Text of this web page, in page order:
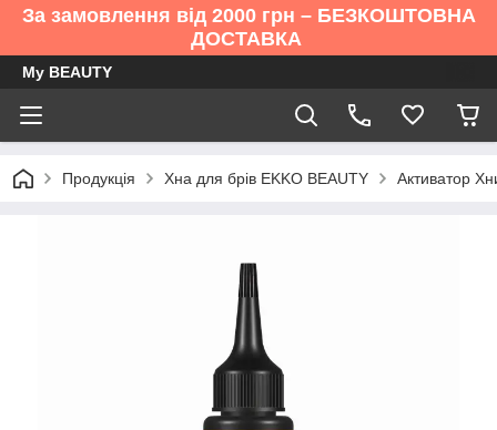
За замовлення від 2000 грн – БЕЗКОШТОВНА
ДОСТАВКА
My BEAUTY
Продукція Хна для брів EKKO BEAUTY Активатор